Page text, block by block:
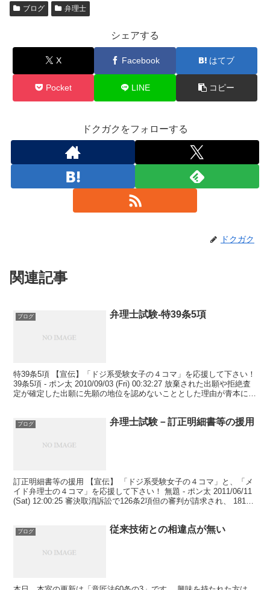
ブログ 弁理士
シェアする
X Facebook はてブ
Pocket LINE コピー
ドクガクをフォローする
ドクガク
関連記事
ブログ 弁理士試験-特39条5項
特39条5項 【宣伝】「ドジ系受験女子の４コマ」を応援して下さい！
39条5項 - ポン太 2010/09/03 (Fri) 00:32:27 放棄された出願や拒絶査
定が確定した出願に先願の地位を認めないこととした理由が青本に記
ブログ 弁理士試験－訂正明細書等の援用
訂正明細書等の援用 【宣伝】 「ドジ系受験女子の４コマ」と、「メ
イド弁理士の４コマ」を応援して下さい！ 無題 - ポン太 2011/06/11
(Sat) 12:00:25 審決取消訴訟で126条2項但の審判が請求され、 181条
ブログ 従来技術との相違点が無い